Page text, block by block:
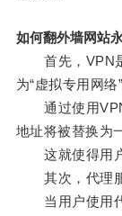
如何翻外墙网站
首先，VPN是
为“虚拟专用网络”
通过使用VPN
地址将被替换为
这就使得用户
其次，代理服
当用户使用代